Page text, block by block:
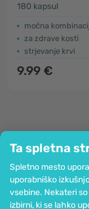
Ta spletna
Spletno mesto
uporabniško
vsebine. Nekateri
izbirni, ki se lahko
180 kapsul
močna
za zdrave kosti
strjevanje krvi
9.99 €
Podjetje
Informacije
Pridružite se
Pomoč in naročila